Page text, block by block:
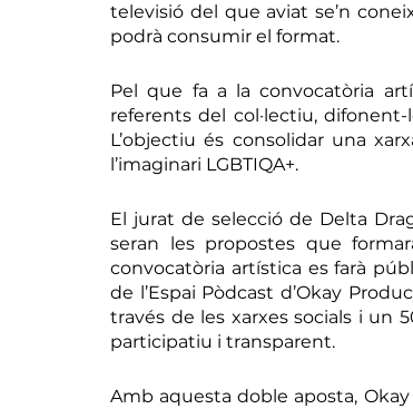
televisió del que aviat se’n
podrà consumir el format.
Pel que fa a la convocatòria
referents del col·lectiu,
L’objectiu és consolidar una
l’imaginari LGBTIQA+.
El jurat de selecció de Delta
seran les propostes que
convocatòria artística es farà
de l’Espai Pòdcast d’Okay
través de les xarxes socials i un
participatiu i transparent.
Amb aquesta doble aposta,